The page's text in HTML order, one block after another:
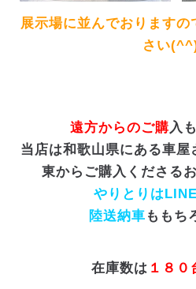
展示場に並んでおります
さい
遠方からのご購入も
当店は和歌山県にある車屋
東からご購入くださる
やりとりは
陸送納車 ももち
在庫数は １８０